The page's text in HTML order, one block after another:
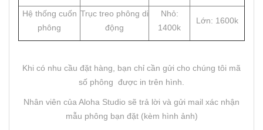
Hệ thống cuốn
phông
Trục treo phông di
động
Nhỏ:
1400k
Lớn: 1600k
Khi có nhu cầu đặt hàng, bạn chỉ cần gửi cho chúng tôi mã
số phông được in trên hình.
Nhân viên của Aloha Studio sẽ trả lời và gửi mail xác nhận
mẫu phông bạn đặt (kèm hình ảnh)